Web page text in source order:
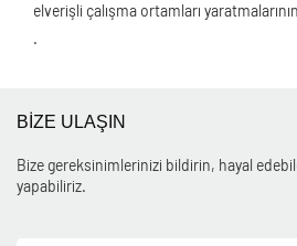
elverişli çalışma ortamları
.
BİZE ULAŞIN
Bize gereksinimlerinizi bildirin, hayal
yapabiliriz.